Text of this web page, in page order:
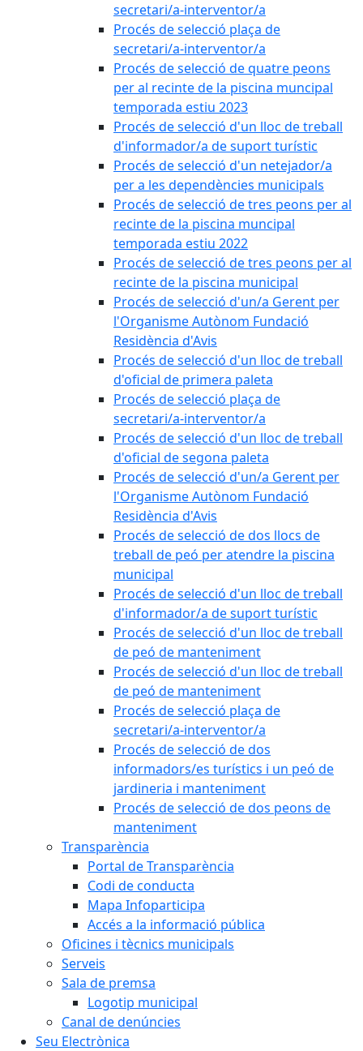
secretari/a-interventor/a
Procés de selecció plaça de
secretari/a-interventor/a
Procés de selecció de quatre peons
per al recinte de la piscina muncipal
temporada estiu 2023
Procés de selecció d'un lloc de treball
d'informador/a de suport turístic
Procés de selecció d'un netejador/a
per a les dependències municipals
Procés de selecció de tres peons per al
recinte de la piscina muncipal
temporada estiu 2022
Procés de selecció de tres peons per al
recinte de la piscina municipal
Procés de selecció d'un/a Gerent per
l'Organisme Autònom Fundació
Residència d'Avis
Procés de selecció d'un lloc de treball
d'oficial de primera paleta
Procés de selecció plaça de
secretari/a-interventor/a
Procés de selecció d'un lloc de treball
d'oficial de segona paleta
Procés de selecció d'un/a Gerent per
l'Organisme Autònom Fundació
Residència d'Avis
Procés de selecció de dos llocs de
treball de peó per atendre la piscina
municipal
Procés de selecció d'un lloc de treball
d'informador/a de suport turístic
Procés de selecció d'un lloc de treball
de peó de manteniment
Procés de selecció d'un lloc de treball
de peó de manteniment
Procés de selecció plaça de
secretari/a-interventor/a
Procés de selecció de dos
informadors/es turístics i un peó de
jardineria i manteniment
Procés de selecció de dos peons de
manteniment
Transparència
Portal de Transparència
Codi de conducta
Mapa Infoparticipa
Accés a la informació pública
Oficines i tècnics municipals
Serveis
Sala de premsa
Logotip municipal
Canal de denúncies
Seu Electrònica